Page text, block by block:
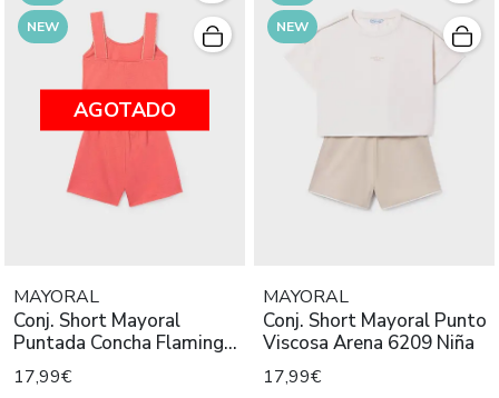
NEW
AGOTADO
MAYORAL
Conj. Short Mayoral
Puntada Concha Flamingo
6213 N
17,99€
NEW
MAYORAL
Conj. Short Mayoral Punto
Viscosa Arena 6209 Niña
17,99€